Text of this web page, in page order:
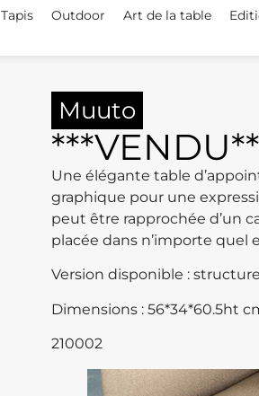
Tapis Outdoor Art de la table
Muuto
Une élégante table
graphique pour une
peut être rapprochée d’un
placée dans n’importe quel
Version disponible :
Dimensions : 56*34*60.5ht
210002